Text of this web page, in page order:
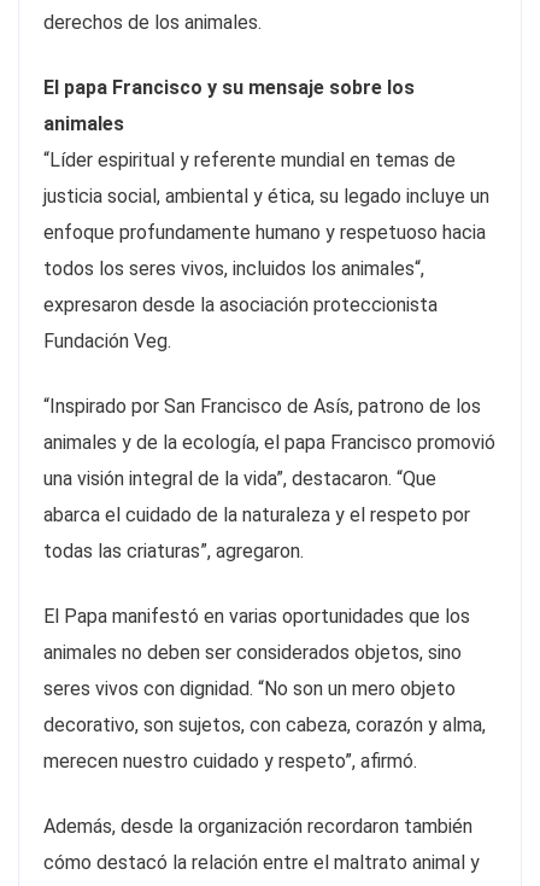
derechos de los animales.
El papa Francisco y su mensaje sobre los
animales
“Líder espiritual y referente mundial en temas de
justicia social, ambiental y ética, su legado incluye un
enfoque profundamente humano y respetuoso hacia
todos los seres vivos, incluidos los animales“,
expresaron desde la asociación proteccionista
Fundación Veg.
“Inspirado por San Francisco de Asís, patrono de los
animales y de la ecología, el papa Francisco promovió
una visión integral de la vida”, destacaron. “Que
abarca el cuidado de la naturaleza y el respeto por
todas las criaturas”, agregaron.
El Papa manifestó en varias oportunidades que los
animales no deben ser considerados objetos, sino
seres vivos con dignidad. “No son un mero objeto
decorativo, son sujetos, con cabeza, corazón y alma,
merecen nuestro cuidado y respeto”, afirmó.
Además, desde la organización recordaron también
cómo destacó la relación entre el maltrato animal y